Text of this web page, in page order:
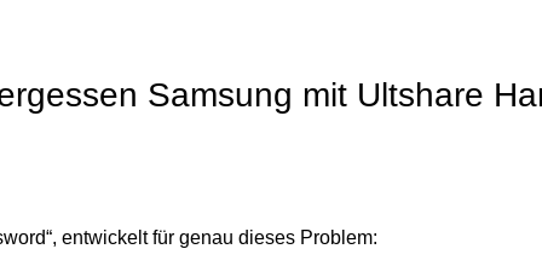
Samsung mit Ultshare
entwickelt für genau dieses Problem: